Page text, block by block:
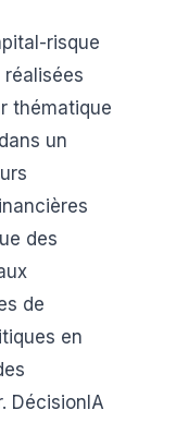
risque
thématique
un
des
de
en
DécisionIA